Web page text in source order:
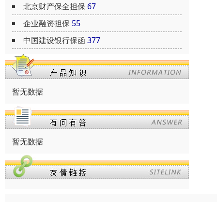
北京财产保全担保 67
企业融资担保 55
中国建设银行保函 377
暂无数据
暂无数据